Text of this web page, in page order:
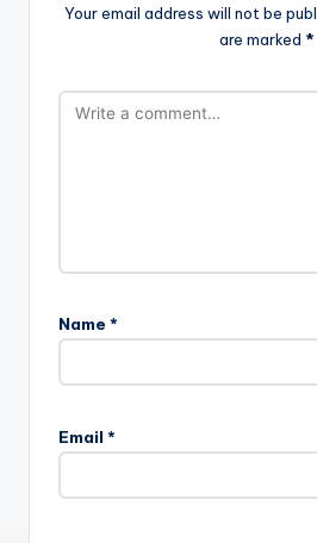
Your email address will not be
are marked *
Name *
Email *